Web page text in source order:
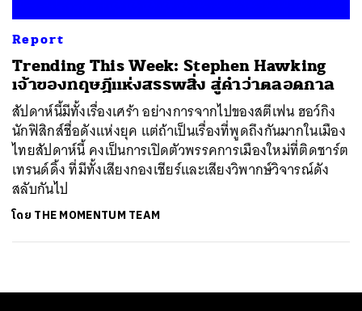
Report
Trending This Week: Stephen Hawking
เจ้าของทฤษฎีแห่งสรรพสิ่ง สู่คำว่าตลอดกาล
สัปดาห์นี้มีทั้งเรื่องเศร้า อย่างการจากไปของสตีเฟน ฮอว์กิง
นักฟิสิกส์ชื่อดังแห่งยุค แต่ถ้าเป็นเรื่องที่พูดถึงกันมากในเมือง
ไทยสัปดาห์นี้ คงเป็นการเปิดตัวพรรคการเมืองใหม่ที่ติดชาร์ต
เทรนด์ดิ้ง ที่มีทั้งเสียงกองเชียร์และเสียงวิพากษ์วิจารณ์ดัง
สลับกันไป
โดย THE MOMENTUM TEAM
SHARE TWEET LINE EMAIL